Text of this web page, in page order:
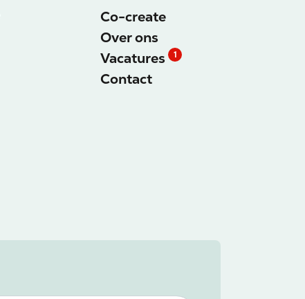
Co-create
Over ons
Vacatures
1
Contact